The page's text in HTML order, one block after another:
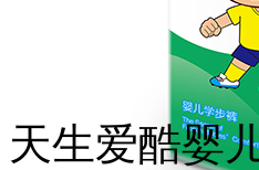
天生爱酷婴